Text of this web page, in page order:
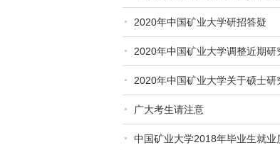
2020年中国矿业大学研招答疑
2020年中国矿业大学调整近期研
2020年中国矿业大学关于硕士
广大考生请注意
中国矿业大学2018年毕业生就业